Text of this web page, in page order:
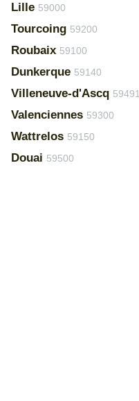
Lille 59000
Tourcoing 59200
Roubaix 59100
Dunkerque 59140
Villeneuve-d'Ascq 59491
Valenciennes 59300
Wattrelos 59150
Douai 59500